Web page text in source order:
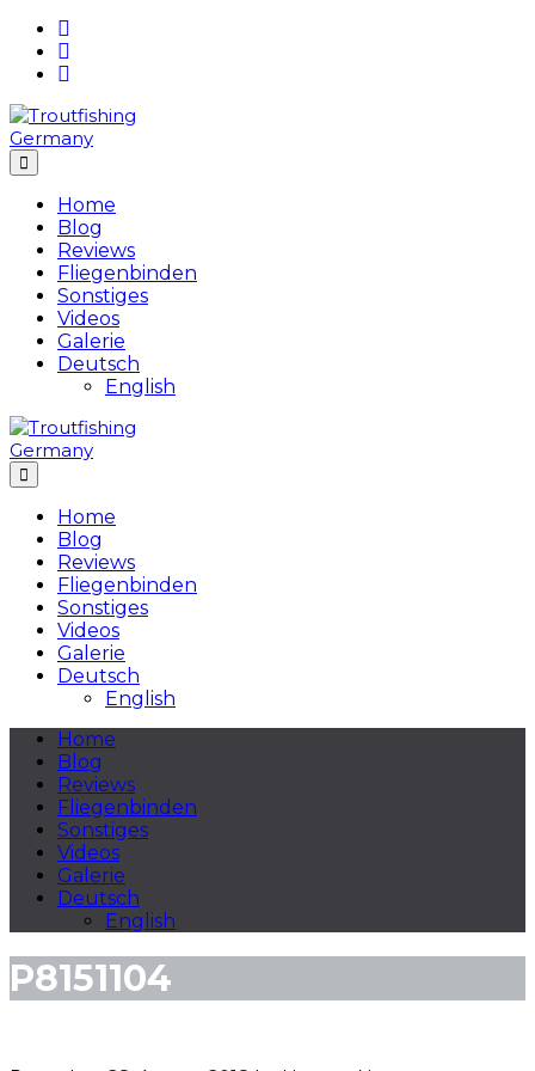
Skip
content
Home
Blog
Reviews
Fliegenbinden
Sonstiges
Videos
Galerie
Deutsch
English
Home
Blog
Reviews
Fliegenbinden
Sonstiges
Videos
Galerie
Deutsch
English
Home
Blog
Reviews
Fliegenbinden
Sonstiges
Videos
Galerie
Deutsch
English
P8151104